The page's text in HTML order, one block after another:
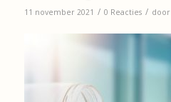
11 november 2021 / 0 Reacties / door